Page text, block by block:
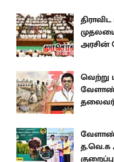
அரசின்
வெற்று
வேளாண்
தலைவர்
வேளாண்
த.வெ.க